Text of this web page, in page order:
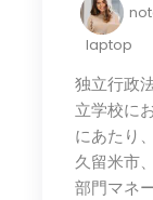
laptop
独立行政
立学校に
にあたり
久留米市
部門マネ